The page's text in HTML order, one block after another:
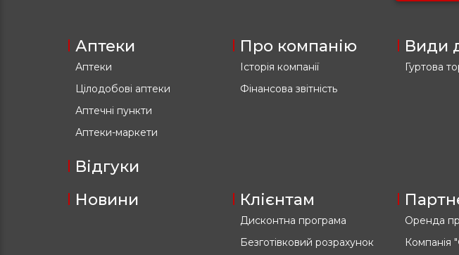
Аптеки
Аптеки
Цілодобові аптеки
Аптечні пункти
Аптеки-маркети
Про компанію
Історія компанії
Фінансова звітність
Види
Гуртова
Відгуки
Новини
Клієнтам
Дисконтна програма
Безготівковий розрахунок
Оренда
Компанія